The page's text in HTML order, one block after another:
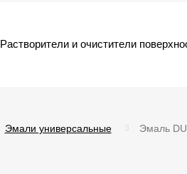
Растворители и очистители
Эмали универсальные Эмаль